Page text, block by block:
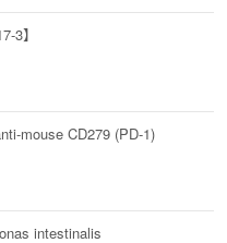
3】
mouse CD279 (PD-1)
intestinalis